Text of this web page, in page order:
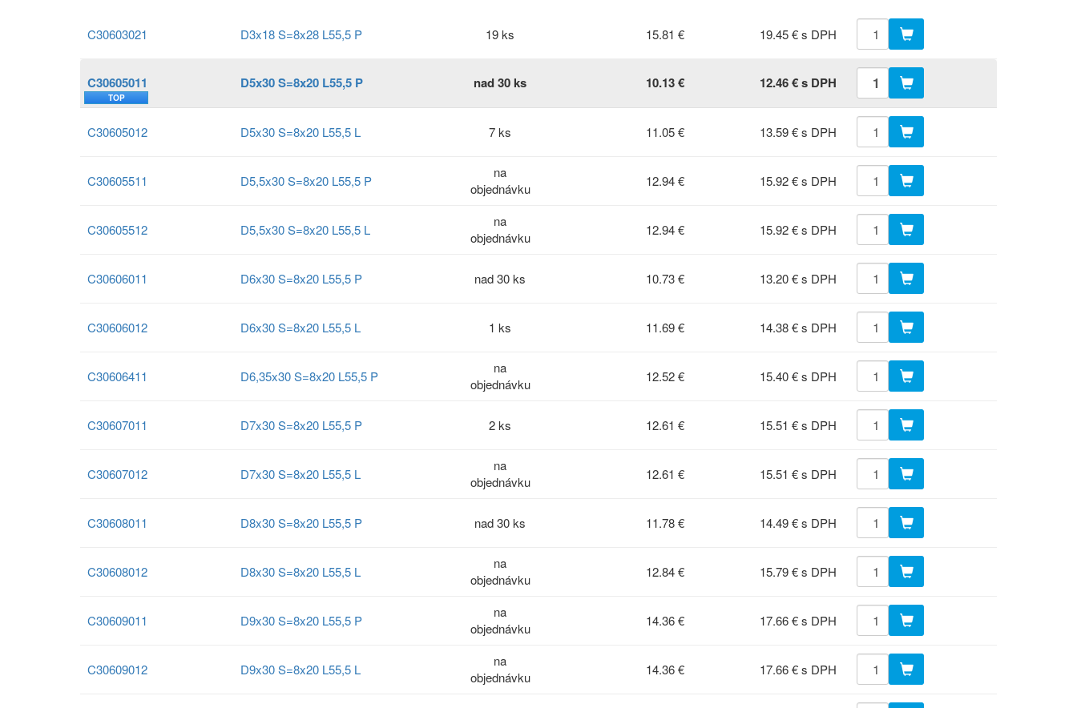
C30603021 D3x18 S=8x28 L55,5 P 19 ks 15.81 € 19.45 € s DPH
C30605011 D5x30 S=8x20 L55,5 P nad 30 ks 10.13 € 12.46 € s DPH
TOP
C30605012 D5x30 S=8x20 L55,5 L 7 ks 11.05 € 13.59 € s DPH
C30605511 D5,5x30 S=8x20 L55,5 P
na
objednávku
12.94 € 15.92 € s DPH
C30605512 D5,5x30 S=8x20 L55,5 L
na
objednávku
12.94 € 15.92 € s DPH
C30606011 D6x30 S=8x20 L55,5 P nad 30 ks 10.73 € 13.20 € s DPH
C30606012 D6x30 S=8x20 L55,5 L 1 ks 11.69 € 14.38 € s DPH
C30606411 D6,35x30 S=8x20 L55,5 P
na
objednávku
12.52 € 15.40 € s DPH
C30607011 D7x30 S=8x20 L55,5 P 2 ks 12.61 € 15.51 € s DPH
C30607012 D7x30 S=8x20 L55,5 L
na
objednávku
12.61 € 15.51 € s DPH
C30608011 D8x30 S=8x20 L55,5 P nad 30 ks 11.78 € 14.49 € s DPH
C30608012 D8x30 S=8x20 L55,5 L
na
objednávku
12.84 € 15.79 € s DPH
C30609011 D9x30 S=8x20 L55,5 P
na
objednávku
14.36 € 17.66 € s DPH
C30609012 D9x30 S=8x20 L55,5 L
na
objednávku
14.36 € 17.66 € s DPH